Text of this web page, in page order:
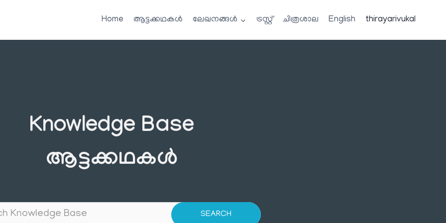
Home ആട്ടക്കഥകൾ ലേഖനങ്ങൾ ട്രസ്റ്റ് ചിത്രശാല English thirayarivukal
Knowledge Base
ആട്ടക്കഥകൾ